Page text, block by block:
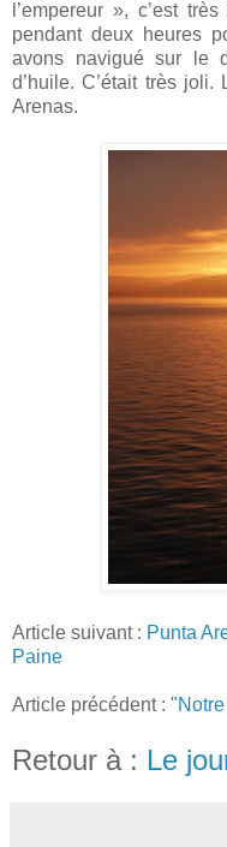
l’empereur », c’est
pendant deux heures
avons navigué sur le
d’huile. C’était très
Arenas.
Article suivant : Punta
Paine
Article précédent :
Retour à : Le